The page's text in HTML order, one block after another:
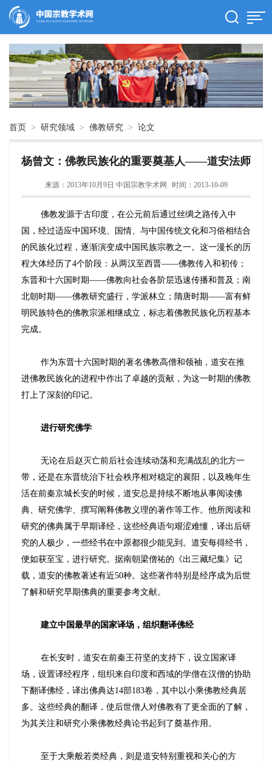
首页 > 研究领域 > 佛教研究 > 论文
杨曾文：佛教民族化的重要奠基人——道安法师
来源：2013年10月9日 中国宗教学术网 时间：2013-10-09
佛教发源于古印度，在公元前后通过丝绸之路传入中
国，经过适应中国环境、国情、与中国传统文化和习俗相结合
的民族化过程，逐渐演变成中国民族宗教之一。这一漫长的历
程大体经历了4个阶段：从两汉至西晋——佛教传入和初传；
东晋和十六国时期——佛教向社会各阶层迅速传播和普及；南
北朝时期——佛教研究盛行，学派林立；隋唐时期——富有鲜
明民族特色的佛教宗派相继成立，标志着佛教民族化历程基本
完成。
作为东晋十六国时期的著名佛教高僧和领袖，道安在推
进佛教民族化的进程中作出了卓越的贡献，为这一时期的佛教
打上了深刻的印记。
进行研究佛学
无论在后赵灭亡前后社会连续动荡和充满战乱的北方一
带，还是在东晋统治下社会秩序相对稳定的襄阳，以及晚年生
活在前秦京城长安的时候，道安总是持续不断地从事阅读佛
典、研究佛学、撰写阐释佛教义理的著作等工作。他所阅读和
研究的佛典属于早期译经，这些经典语句艰涩难懂，译出后研
究的人极少，一些经书在中原都很少能见到。道安每得经书，
便如获至宝，进行研究。据南朝梁僧祐的《出三藏纪集》记
载，道安的佛教著述有近50种。这些著作特别是经序成为后世
了解和研究早期佛典的重要参考文献。
建立中国最早的国家译场，组织翻译佛经
在长安时，道安在前秦王苻坚的支持下，设立国家译
场，设置译经程序，组织来自印度和西域的学僧在汉僧的协助
下翻译佛经，译出佛典达14部183卷，其中以小乘佛教经典居
多。这些经典的翻译，使后世僧人对佛教有了更全面的了解，
为其关注和研究小乘佛教经典论书起到了奠基作用。
至于大乘般若类经典，则是道安特别重视和关心的方